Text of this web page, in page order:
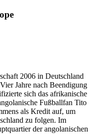
2006 in Deutschland
Jahre nach Beendigung
sich das afrikanische
Fußballfan Tito
als Kredit auf, um
zu folgen. Im
der angolanischen